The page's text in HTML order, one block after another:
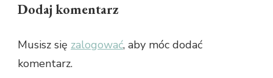
Dodaj komentarz
Musisz się zalogować, aby móc dodać
komentarz.